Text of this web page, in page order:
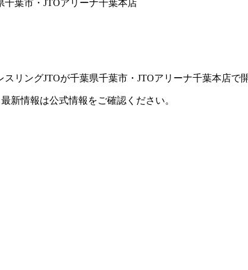
千葉市・JTOアリーナ千葉本店
リングJTOが千葉県千葉市・JTOアリーナ千葉本店で
新情報は公式情報をご確認ください。